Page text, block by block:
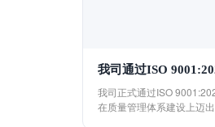
我司通过ISO
我司正式通过ISO
在质量管理体系建设上迈出